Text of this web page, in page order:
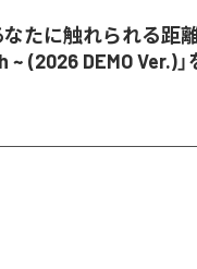
なたに触れられる距
(2026 DEMO Ver.)